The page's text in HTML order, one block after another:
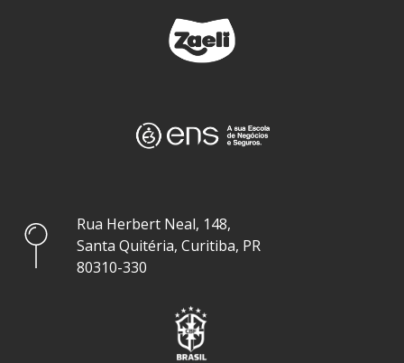
Rua Herbert Neal, 148,
Santa Quitéria, Curitiba, PR
80310-330